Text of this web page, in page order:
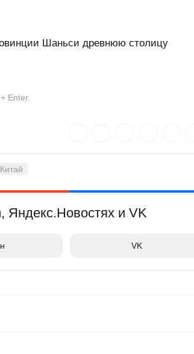
Шаньси древнюю столицу
Enter.
Яндекс.Новостях и VK
VK